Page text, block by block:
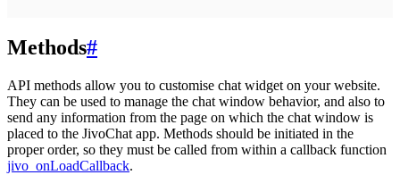
Methods#
API methods allow you to customise chat widget on your website.
They can be used to manage the chat window behavior, and also to
send any information from the page on which the chat window is
placed to the JivoChat app. Methods should be initiated in the
proper order, so they must be called from within a callback function
jivo_onLoadCallback.